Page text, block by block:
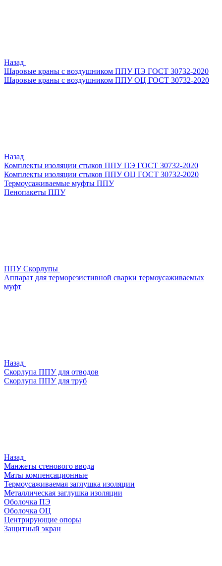
Назад
Шаровые краны с воздушником ППУ ПЭ ГОСТ 30732-2020
Шаровые краны с воздушником ППУ ОЦ ГОСТ 30732-2020
Назад
Комплекты изоляции стыков ППУ ПЭ ГОСТ 30732-2020
Комплекты изоляции стыков ППУ ОЦ ГОСТ 30732-2020
Термоусаживаемые муфты ППУ
Пенопакеты ППУ
ППУ Скорлупы
Аппарат для терморезистивной сварки термоусаживаемых
муфт
Назад
Скорлупа ППУ для отводов
Скорлупа ППУ для труб
Назад
Манжеты стенового ввода
Маты компенсационные
Термоусаживаемая заглушка изоляции
Металлическая заглушка изоляции
Оболочка ПЭ
Оболочка ОЦ
Центрирующие опоры
Защитный экран